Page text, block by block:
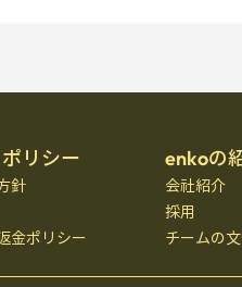
リシー
針
金ポリシー
enkoの
会社紹介
採用
チームの